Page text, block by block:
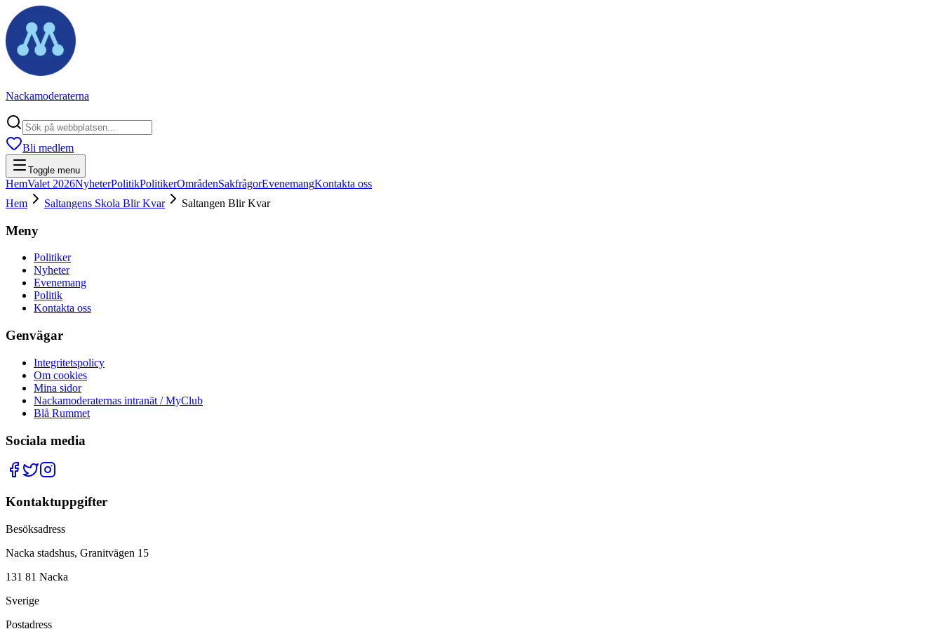
Nackamoderaterna
Bli medlem
Toggle menu
HemValet 2026NyheterPolitikPolitikerOmrådenSakfrågorEvenemangKontakta oss
Hem
Saltangens Skola Blir Kvar Saltangen Blir Kvar
Meny
Politiker
Nyheter
Evenemang
Politik
Kontakta oss
Genvägar
Integritetspolicy
Om cookies
Mina sidor
Nackamoderaternas intranät / MyClub
Blå Rummet
Sociala media
Kontaktuppgifter
Besöksadress
Nacka stadshus, Granitvägen 15
131 81 Nacka
Sverige
Postadress